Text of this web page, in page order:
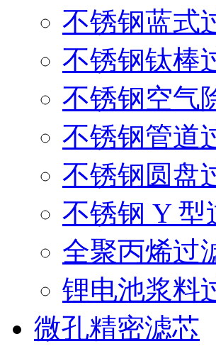
不锈钢蓝式
不锈钢钛棒
不锈钢空气
不锈钢管道
不锈钢圆盘
不锈钢 Y 型
全聚丙烯过
锂电池浆料
微孔精密滤芯